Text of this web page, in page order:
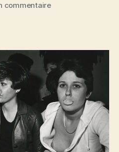
commentairesur
un
de
glace